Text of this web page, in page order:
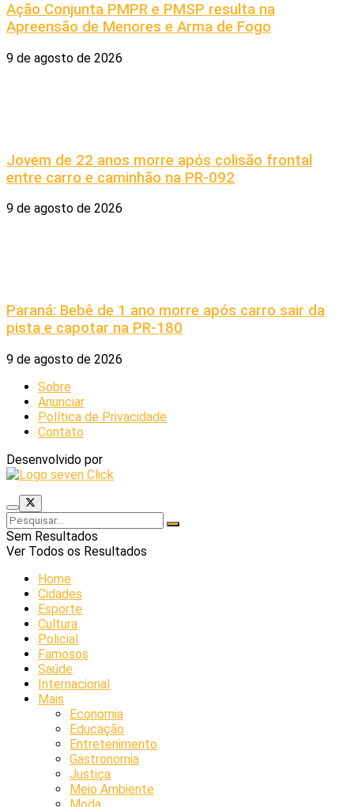
Ação Conjunta PMPR e PMSP resulta na
Apreensão de Menores e Arma de Fogo
9 de agosto de 2026
Jovem de 22 anos morre após colisão frontal
entre carro e caminhão na PR-092
9 de agosto de 2026
Paraná: Bebê de 1 ano morre após carro sair da
pista e capotar na PR-180
9 de agosto de 2026
Sobre
Anunciar
Política de Privacidade
Contato
Desenvolvido por
Sem Resultados
Ver Todos os Resultados
Home
Cidades
Esporte
Cultura
Policial
Famosos
Saúde
Internacional
Mais
Economia
Educação
Entretenimento
Gastronomia
Justiça
Meio Ambiente